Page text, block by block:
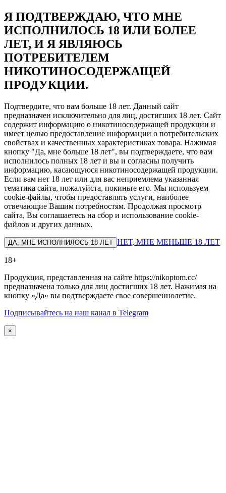
Я ПОДТВЕРЖДАЮ, ЧТО МНЕ
ИСПОЛНИЛОСЬ 18 ИЛИ БОЛЕЕ
ЛЕТ, И Я ЯВЛЯЮСЬ
ПОТРЕБИТЕЛЕМ
НИКОТИНОСОДЕРЖАЩЕЙ
ПРОДУКЦИИ.
Подтвердите, что вам больше 18 лет. Данный сайт
предназначен исключительно для лиц, достигших 18 лет. Сайт
содержит информацию о никотиносодержащей продукции и
имеет целью предоставление информации о потребительских
свойствах и качественных характеристиках товара. Нажимая
кнопку "Да, мне больше 18 лет", вы подтверждаете, что вам
исполнилось полных 18 лет и вы и согласны получить
информацию, касающуюся никотиносодержащей продукции.
Если вам нет 18 лет или для вас неприемлема указанная
тематика сайта, пожалуйста, покиньте его. Мы используем
cookie-файлы, чтобы предоставлять услуги, наиболее
отвечающие Вашим потребностям. Продолжая просмотр
сайта, Вы соглашаетесь на сбор и использование cookie-
файлов и других данных.
ДА, МНЕ ИСПОЛНИЛОСЬ 18 ЛЕТ НЕТ, МНЕ МЕНЬШЕ 18 ЛЕТ
18+
Продукция, представленная на сайте https://nikoptom.cc/
предназначена только для лиц достигших 18 лет. Нажимая на
кнопку «Да» вы подтверждаете свое совершеннолетие.
Подписывайтесь на наш канал в Telegram
×